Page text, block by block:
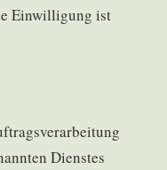
Einwilligung ist
Dienstes